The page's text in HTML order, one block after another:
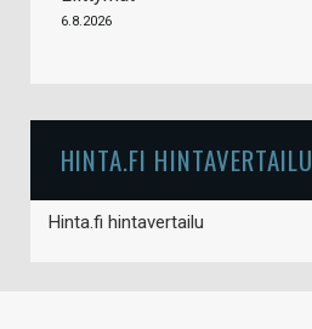
6.8.2026
HINTA.FI HINTAVERTAILU
Hinta.fi hintavertailu